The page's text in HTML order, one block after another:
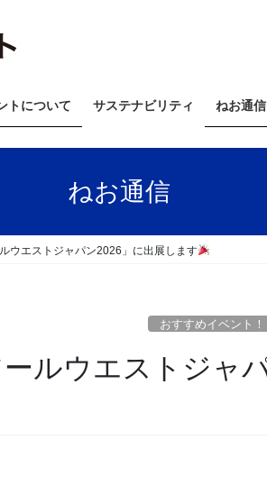
トについて サステナビリティ ねお通信
ねお通信
ウエストジャパン2026」に出展します
おすすめイベント！